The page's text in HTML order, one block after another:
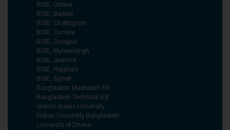
BISE, Dhaka
BISE, Barisal
BISE, Chattogram
BISE, Cumilla
BISE, Dinajpur
BISE, Mymensingh
BISE, Jashore
BISE, Rajshahi
BISE, Sylhet
Bangladesh Madrasah EB
Bangladesh Technical EB
Islamic Arabic University
Nation University Bangladesh
University of Dhaka